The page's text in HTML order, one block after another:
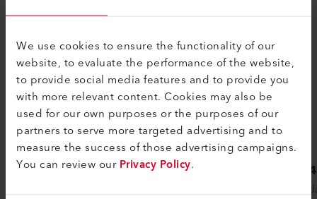
We use cookies to ensure the functionality of our
website, to evaluate the performance of the website,
to provide social media features and to provide you
with more relevant content. Cookies may also be
used for our own purposes or the purposes of our
partners to serve more targeted advertising and to
measure the success of those advertising campaigns.
You can review ourPrivacy Policy.
LHS 410 SF
Il